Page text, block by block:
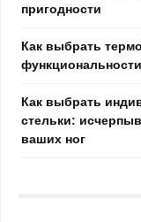
пригодности
Как выбрать
функциональности
Как выбрать
стельки:
ваших ног